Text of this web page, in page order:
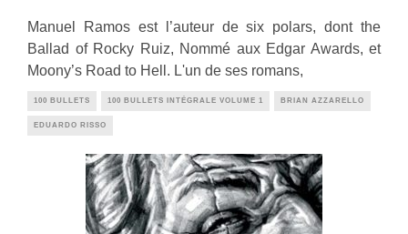
Manuel Ramos est l’auteur de six polars, dont the
Ballad of Rocky Ruiz, Nommé aux Edgar Awards, et
Moony’s Road to Hell. L'un de ses romans,
100 BULLETS 100 BULLETS INTÉGRALE VOLUME 1 BRIAN AZZARELLO
EDUARDO RISSO